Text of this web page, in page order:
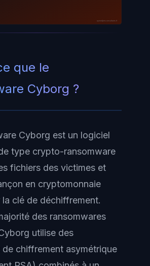
ayinedjimi-consultants.fr
que le
Cyborg ?
Cyborg est un logiciel
type crypto-ransomware
fichiers des victimes et
en cryptomonnaie
clé de déchiffrement.
des ransomwares
utilise des
de chiffrement asymétrique